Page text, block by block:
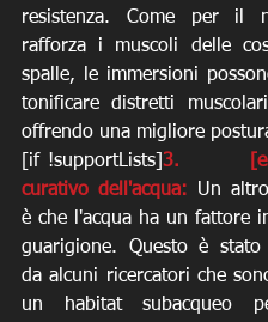
resistenza. Come per il
rafforza i muscoli delle
spalle, le immersioni
tonificare distretti
offrendo una migliore
[if !supportLists]3.
curativo dell'acqua: Un
è che l'acqua ha un fattore
guarigione. Questo è stato
da alcuni ricercatori che
un habitat subacqueo